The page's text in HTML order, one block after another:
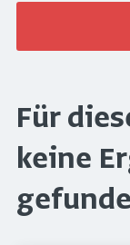
Für
keine